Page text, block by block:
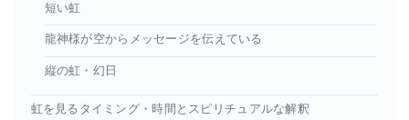
短い虹
龍神様が空からメッセージを伝えている
縦の虹・幻日
虹を見るタイミング・時間とスピリチュアルな解釈